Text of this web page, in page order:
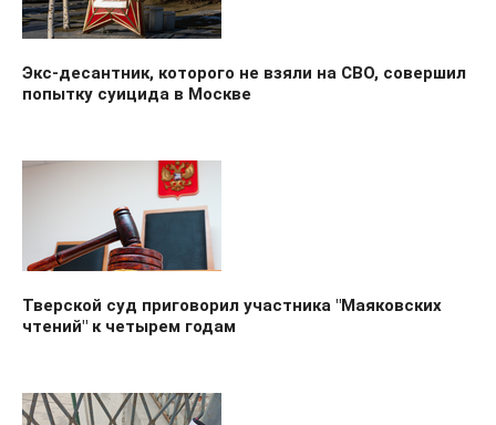
Экс-десантник, которого не взяли на СВО, совершил
попытку суицида в Москве
Тверской суд приговорил участника "Маяковских
чтений" к четырем годам